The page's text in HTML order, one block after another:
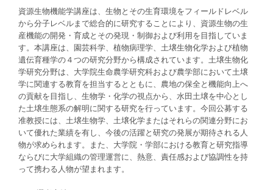
資源生物機能学講座は、生物とその生育環境をフィールドレベル
から分子レベルまで総合的に研究することにより、資源生物の生
産機能の開発・育成とその発現・制御および利用を目指していま
す。本講座は、園芸科学、植物病理学、土壌生物化学および植物
遺伝育種学の４つの研究分野から構成されています。土壌生物化
学研究分野は、大学院生命農学研究科および農学部において土壌
学に関連する教育を担当するとともに、農地の保全と機能向上へ
の貢献を目指し、生物学・化学の視点から、水田土壌を中心とし
た土壌生態系の解明に関する研究を行っています。今回公募する
准教授には、土壌生物学、土壌化学またはそれらの関連分野にお
いて優れた業績を有し、今後の活躍と研究の発展が期待される人
物が求められます。また、大学院・学部における教育と研究指導
ならびに大学組織の管理運営に、熱意、責任感および協調性を持
って携わる人物が望まれます。